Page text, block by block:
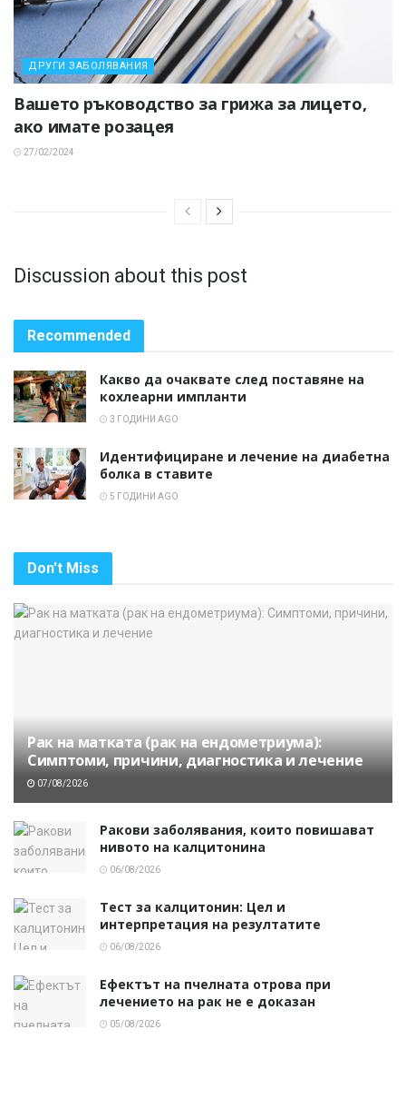
ДРУГИ ЗАБОЛЯВАНИЯ
Вашето ръководство за грижа за лицето,
ако имате розацея
27/02/2024
Discussion about this post
Recommended
Какво да очаквате след поставяне на
кохлеарни импланти
3 ГОДИНИ AGO
Идентифициране и лечение на диабетна
болка в ставите
5 ГОДИНИ AGO
Don't Miss
Рак на матката (рак на ендометриума):
Симптоми, причини, диагностика и лечение
07/08/2026
Ракови заболявания, които повишават
нивото на калцитонина
06/08/2026
Тест за калцитонин: Цел и
интерпретация на резултатите
06/08/2026
Ефектът на пчелната отрова при
лечението на рак не е доказан
05/08/2026